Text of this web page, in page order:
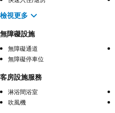
檢視更多
無障礙設施
無障礙通道
無障礙停車位
客房設施服務
淋浴間浴室
吹風機